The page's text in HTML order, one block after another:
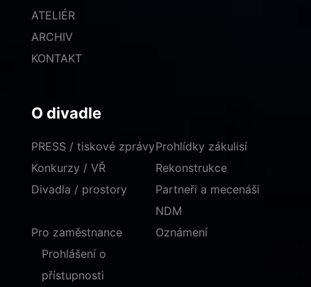
ATELIÉR
ARCHIV
KONTAKT
O divadle
PRESS / tiskové zprávy
Konkurzy / VŘ
Divadla / prostory
Prohlídky zákulisí
Rekonstrukce
Partneři a mecenáši
NDM
Pro zaměstnance
Oznámení
Prohlášení o
přístupnosti